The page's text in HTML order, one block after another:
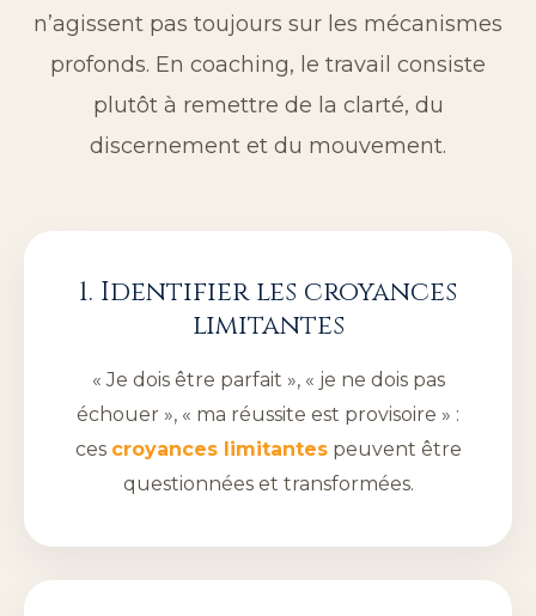
n’agissent pas toujours sur les mécanismes
profonds. En coaching, le travail consiste
plutôt à remettre de la clarté, du
discernement et du mouvement.
1. Identifier les croyances
limitantes
« Je dois être parfait », « je ne dois pas
échouer », « ma réussite est provisoire » :
ces croyances limitantespeuvent être
questionnées et transformées.